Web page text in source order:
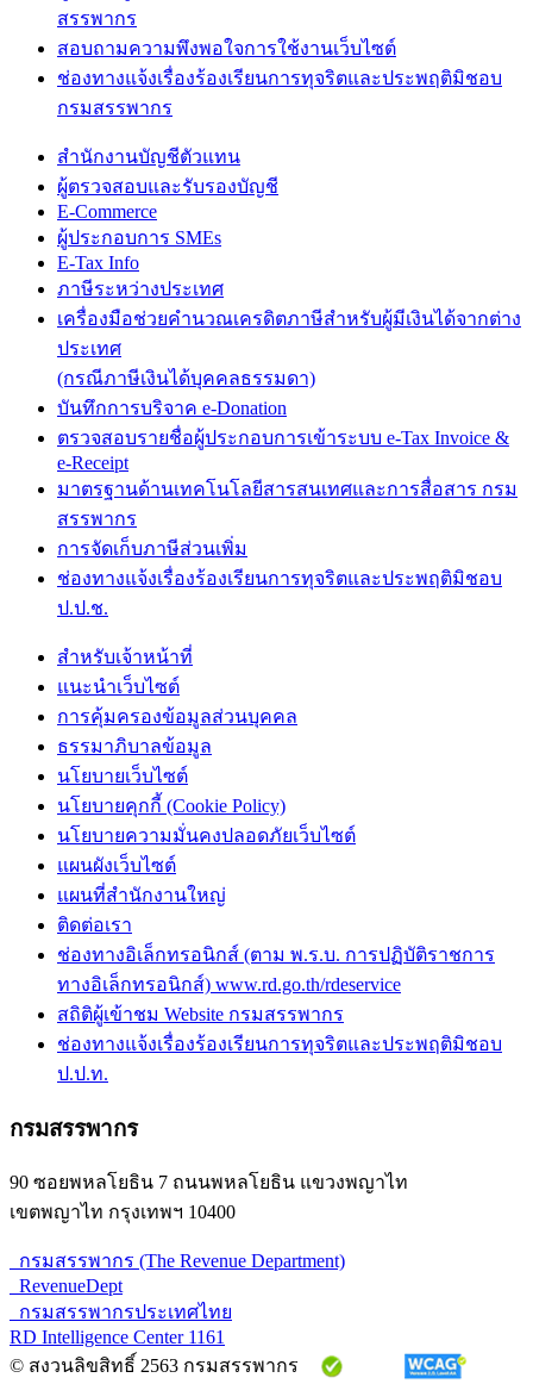
สรรพากร
สอบถามความพึงพอใจการใช้งานเว็บไซต์
ช่องทางแจ้งเรื่องร้องเรียนการทุจริตและประพฤติมิชอบ
กรมสรรพากร
สำนักงานบัญชีตัวแทน
ผู้ตรวจสอบและรับรองบัญชี
E-Commerce
ผู้ประกอบการ SMEs
E-Tax Info
ภาษีระหว่างประเทศ
เครื่องมือช่วยคำนวณเครดิตภาษีสำหรับผู้มีเงินได้จากต่าง
ประเทศ
(กรณีภาษีเงินได้บุคคลธรรมดา)
บันทึกการบริจาค e-Donation
ตรวจสอบรายชื่อผู้ประกอบการเข้าระบบ e-Tax Invoice &
e-Receipt
มาตรฐานด้านเทคโนโลยีสารสนเทศและการสื่อสาร กรม
สรรพากร
การจัดเก็บภาษีส่วนเพิ่ม
ช่องทางแจ้งเรื่องร้องเรียนการทุจริตและประพฤติมิชอบ
ป.ป.ช.
สำหรับเจ้าหน้าที่
แนะนำเว็บไซต์
การคุ้มครองข้อมูลส่วนบุคคล
ธรรมาภิบาลข้อมูล
นโยบายเว็บไซต์
นโยบายคุกกี้ (Cookie Policy)
นโยบายความมั่นคงปลอดภัยเว็บไซต์
แผนผังเว็บไซต์
แผนที่สำนักงานใหญ่
ติดต่อเรา
ช่องทางอิเล็กทรอนิกส์ (ตาม พ.ร.บ. การปฏิบัติราชการ
ทางอิเล็กทรอนิกส์) www.rd.go.th/rdeservice
สถิติผู้เข้าชม Website กรมสรรพากร
ช่องทางแจ้งเรื่องร้องเรียนการทุจริตและประพฤติมิชอบ
ป.ป.ท.
กรมสรรพากร
90 ซอยพหลโยธิน 7 ถนนพหลโยธิน แขวงพญาไท
เขตพญาไท กรุงเทพฯ 10400
กรมสรรพากร (The Revenue Department)
RevenueDept
กรมสรรพากรประเทศไทย
RD Intelligence Center 1161
© สงวนลิขสิทธิ์ 2563 กรมสรรพากร